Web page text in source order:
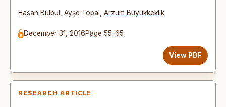
Hasan Bülbül Ayşe Topal Arzum Büyükkeklik
December 31, 2016Page 55-65
View PDF
RESEARCH ARTICLE